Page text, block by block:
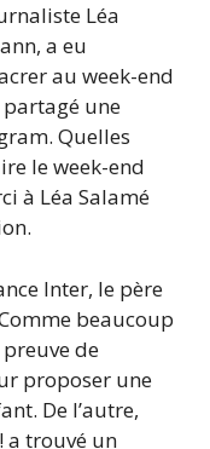
Léa
a eu
au week-end
partagé une
Quelles
le week-end
à Léa Salamé
Inter, le père
beaucoup
de
proposer une
De l’autre,
a trouvé un